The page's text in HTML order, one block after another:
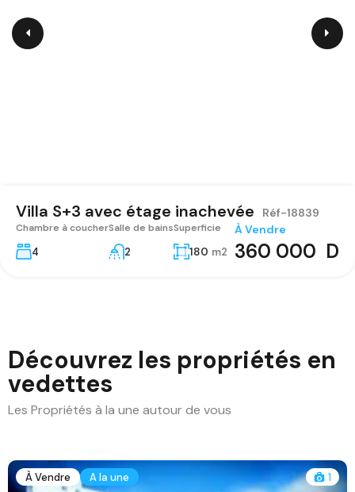
Villa S+3 avec étage inachevée Réf-18839
Chambre à coucher
4
Salle de bains
2
Superficie
180 m2
À Vendre
360 000 D
Découvrez les propriétés en
vedettes
Les Propriétés à la une autour de vous
À Vendre A la une 1